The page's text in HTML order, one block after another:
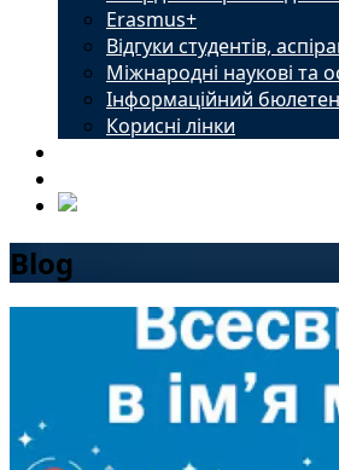
Erasmus+
Відгуки студентів,
Міжнародні наукові та
Інформаційний
Корисні лінки
Blog